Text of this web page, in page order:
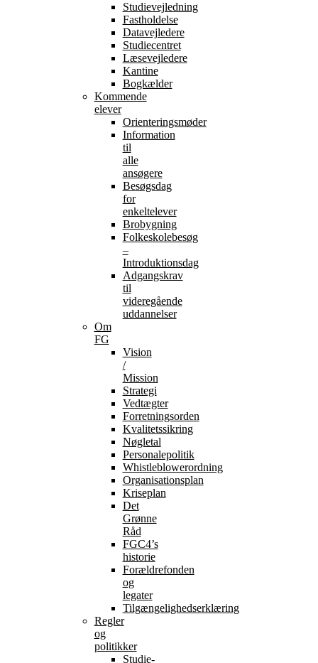
Studievejledning
Fastholdelse
Datavejledere
Studiecentret
Læsevejledere
Kantine
Bogkælder
Kommende
elever
Orienteringsmøder
Information
til
alle
ansøgere
Besøgsdag
for
enkeltelever
Brobygning
Folkeskolebesøg
–
Introduktionsdag
Adgangskrav
til
videregående
uddannelser
Om
FG
Vision
/
Mission
Strategi
Vedtægter
Forretningsorden
Kvalitetssikring
Nøgletal
Personalepolitik
Whistleblowerordning
Organisationsplan
Kriseplan
Det
Grønne
Råd
FGC4’s
historie
Forældrefonden
og
legater
Tilgængelighedserklæring
Regler
og
politikker
Studie-